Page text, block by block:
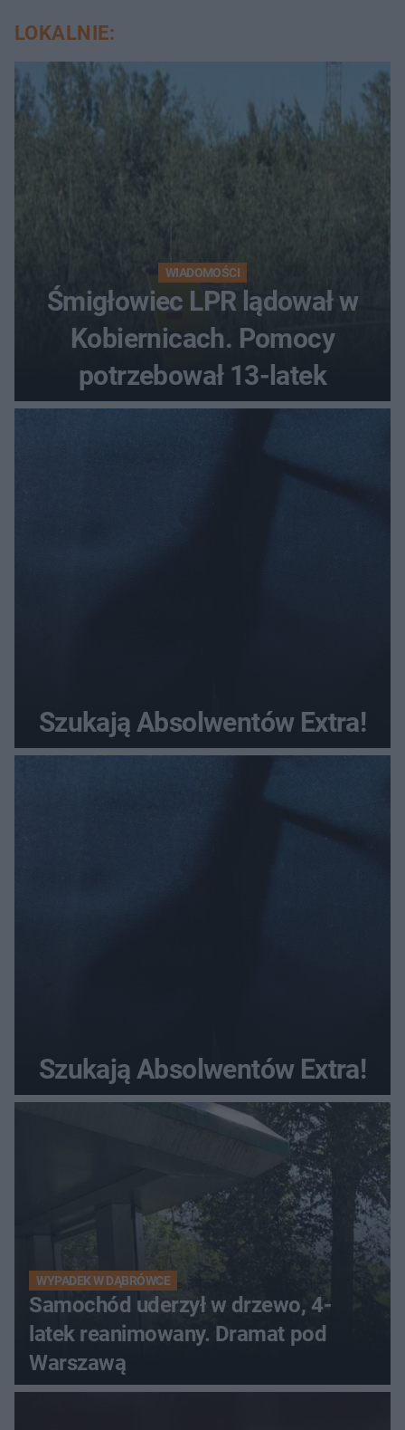
LOKALNIE:
WIADOMOŚCI
Śmigłowiec LPR lądował w
Kobiernicach. Pomocy
potrzebował 13-latek
Szukają Absolwentów Extra!
Szukają Absolwentów Extra!
WYPADEK W DĄBRÓWCE
Samochód uderzył w drzewo, 4-
latek reanimowany. Dramat pod
Warszawą